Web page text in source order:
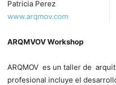
Patricia Perez
www.arqmov.com
ARQMVOV Workshop
ARQMOV es un taller de
profesional incluye el